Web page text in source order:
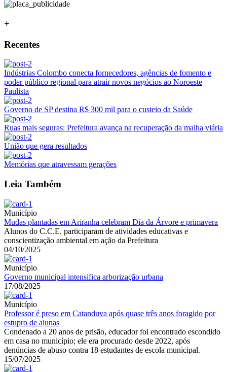
+
Recentes
Indústrias Colombo conecta fornecedores, agências de fomento e
poder público regional para atrair novos negócios ao Noroeste
Paulista
Governo de SP destina R$ 300 mil para o custeio da Saúde
Ruas mais seguras: Prefeitura avança na recuperação da malha viária
União que gera resultados
Memórias que atravessam gerações
Leia Também
Município
Mudas plantadas em Ariranha celebram Dia da Árvore e primavera
Alunos do C.C.E. participaram de atividades educativas e
conscientização ambiental em ação da Prefeitura
04/10/2025
Município
Governo municipal intensifica arborização urbana
17/08/2025
Município
Professor é preso em Catanduva após quase três anos foragido por
estupro de alunas
Condenado a 20 anos de prisão, educador foi encontrado escondido
em casa no município; ele era procurado desde 2022, após
denúncias de abuso contra 18 estudantes de escola municipal.
15/07/2025